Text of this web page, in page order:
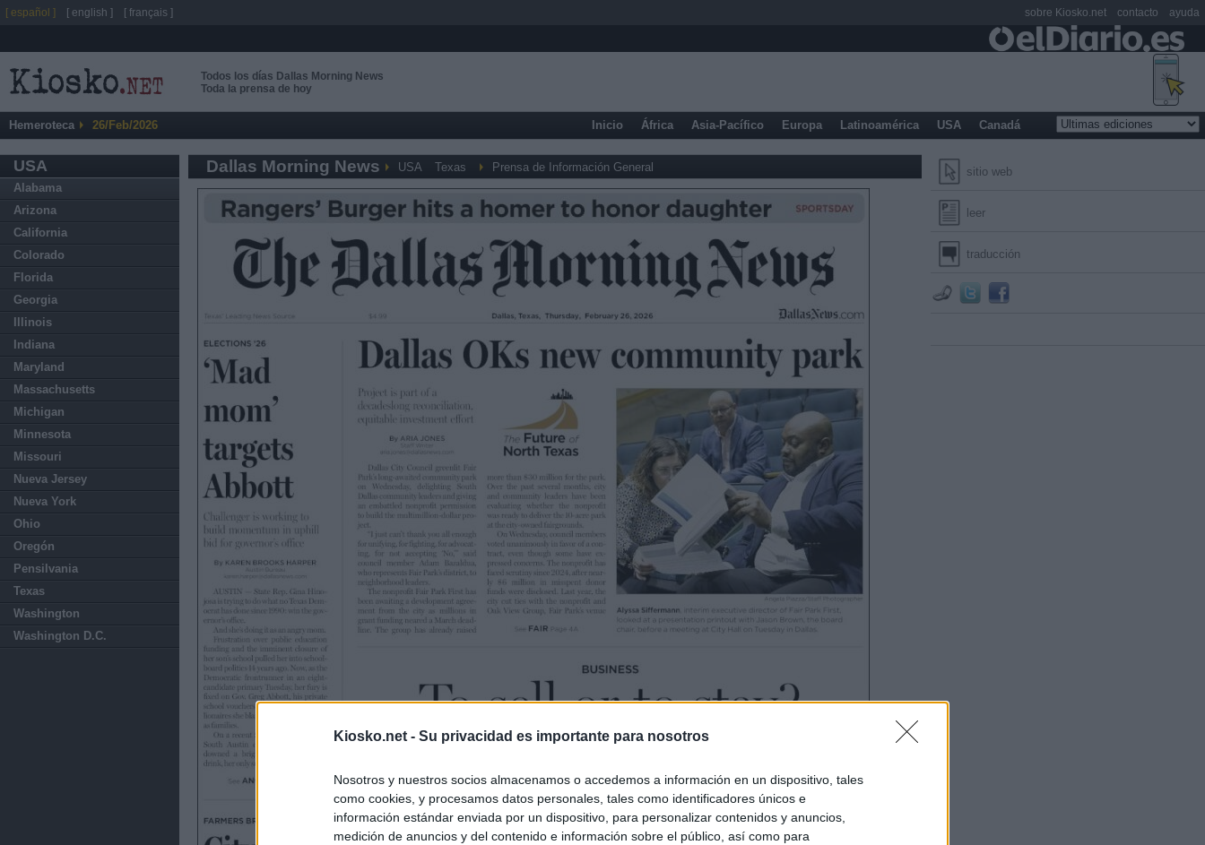
Kiosko.net - Su privacidad es importante para nosotros
Nosotros y nuestros socios almacenamos o accedemos a información en un dispositivo, tales
como cookies, y procesamos datos personales, tales como identificadores únicos e
información estándar enviada por un dispositivo, para personalizar contenidos y anuncios,
medición de anuncios y del contenido e información sobre el público, así como para
Todos los días Dallas Morning News
Toda la prensa de hoy
Hemeroteca 26/Feb/2026 Inicio África Asia-Pacífico Europa Latinoamérica USA Canadá
USA
Alabama
Arizona
California
Colorado
Florida
Georgia
Illinois
Indiana
Maryland
Massachusetts
Michigan
Minnesota
Missouri
Nueva Jersey
Nueva York
Ohio
Oregón
Pensilvania
Texas
Washington
Washington D.C.
sitio web
leer
traducción
Dallas Morning News USA Texas Prensa de Información General
[ español ] [ english ] [ français ] sobre Kiosko.net contacto ayuda